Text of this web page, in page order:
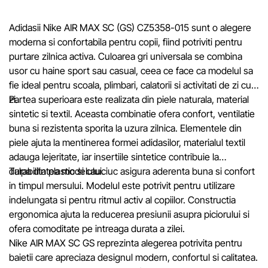
cadourilor, plăților în rate și creditării pot fi modificate de către
compania Sportlandia în mod unilateral și fără notificare
Echipa noastră verifică și actualizează periodic informațiile de
site pentru a identifica și corecta prompt eventualele erori în
mai scurt termen rezonabil.
Adidasii Nike AIR MAX SC (GS) CZ5358-015 sunt o alegere
moderna si confortabila pentru copii, fiind potriviti pentru
purtare zilnica activa. Culoarea gri universala se combina
usor cu haine sport sau casual, ceea ce face ca modelul sa
fie ideal pentru scoala, plimbari, calatorii si activitati de zi cu
zi.
Partea superioara este realizata din piele naturala, material
sintetic si textil. Aceasta combinatie ofera confort, ventilatie
buna si rezistenta sporita la uzura zilnica. Elementele din
piele ajuta la mentinerea formei adidasilor, materialul textil
adauga lejeritate, iar insertiile sintetice contribuie la
durabilitatea modelului.
Talpa din plastic si cauciuc asigura aderenta buna si confort
in timpul mersului. Modelul este potrivit pentru utilizare
indelungata si pentru ritmul activ al copiilor. Constructia
ergonomica ajuta la reducerea presiunii asupra piciorului si
ofera comoditate pe intreaga durata a zilei.
Nike AIR MAX SC GS reprezinta alegerea potrivita pentru
baietii care apreciaza designul modern, confortul si calitatea.